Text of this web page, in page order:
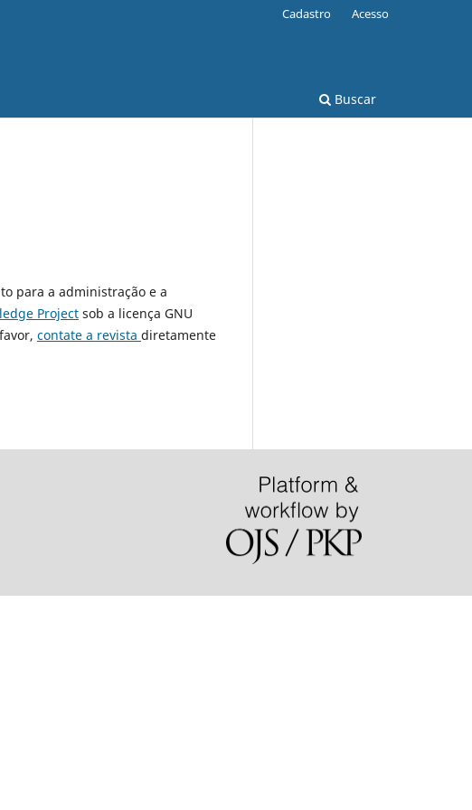
Buscar
Cadastro Acesso
para a administração e a
Project sob a licença GNU
contate a revista diretamente